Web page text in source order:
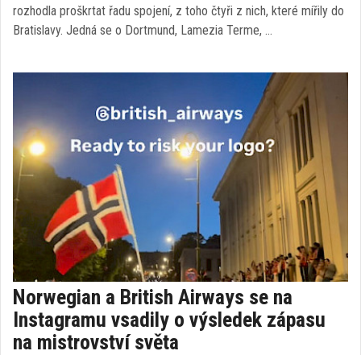
rozhodla proškrtat řadu spojení, z toho čtyři z nich, které mířily do
Bratislavy. Jedná se o Dortmund, Lamezia Terme, …
Norwegian a British Airways se na
Instagramu vsadily o výsledek zápasu
na mistrovství světa